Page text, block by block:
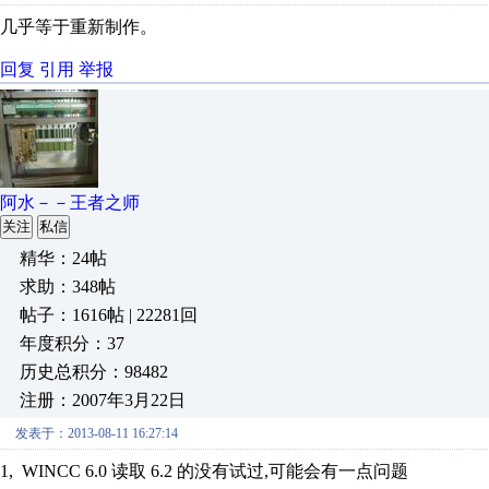
几乎等于重新制作。
回复 引用 举报
阿水－－王者之师
关注 私信
精华：24帖
求助：348帖
帖子：1616帖 | 22281回
年度积分：37
历史总积分：98482
注册：2007年3月22日
发表于：2013-08-11 16:27:14
1, WINCC 6.0 读取 6.2 的没有试过,可能会有一点问题